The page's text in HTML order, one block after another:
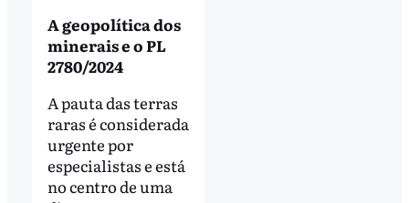
A geopolítica dos
minerais e o PL
2780/2024
A pauta das terras
raras é considerada
urgente por
especialistas e está
no centro de uma